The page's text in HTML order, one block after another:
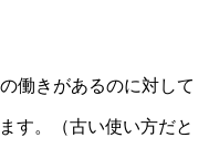
働きがあるのに対して
す。（古い使い方だと